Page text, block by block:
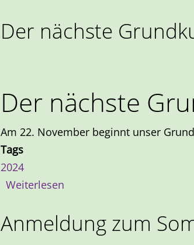
Der nächste
Der nächste
Am 22. November beginnt unser
Tags
2024
Weiterlesen
Anmeldung zum